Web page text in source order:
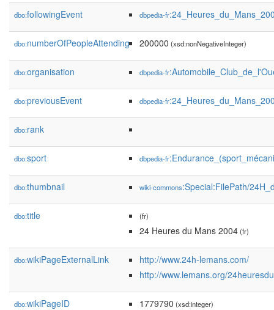
dbo:followingEvent dbpedia-fr
dbo:numberOfPeopleAttending 200000 (xsd:nonNegativeInteger)
dbo:organisation dbpedia-fr
dbo:previousEvent dbpedia-fr
dbo:rank
dbo:sport dbpedia-fr
dbo:thumbnail wiki-commons:Special:FilePath/
dbo:title (fr)
24 Heures du Mans 2004(fr)
dbo:wikiPageExternalLink
http://www.24h-lemans.com/
http://www.lemans.org/
dbo:wikiPageID 1779790 (xsd:integer)